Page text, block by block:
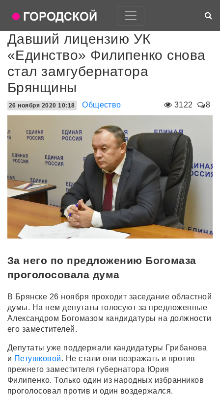
Давший лицензию УК
«Единство» Филипенко снова
стал замгубернатора
Брянщины
3122 8
26 ноября 2020 10:18 Общество
За него по предложению Богомаза
проголосовала дума
В Брянске 26 ноября проходит заседание областной
думы. На нем депутаты голосуют за предложенные
Александром Богомазом кандидатуры на должности
его заместителей.
Депутаты уже поддержали кандидатуры Грибанова
и Петушковой. Не стали они возражать и против
прежнего заместителя губернатора Юрия
Филипенко. Только один из народных избранников
проголосовал против и один воздержался.